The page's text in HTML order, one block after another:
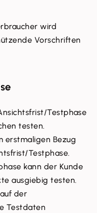
wird
Vorschriften
Testphase
testen.
erstmaligen Bezug
Testphase.
kann der Kunde
ausgiebig testen.
der
Testdaten